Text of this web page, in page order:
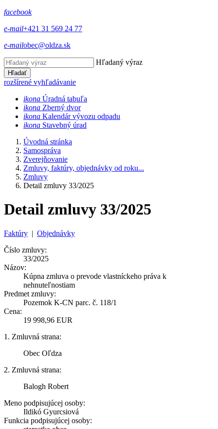
facebook
e-mail+421 31 569 24 77
e-mailobec@oldza.sk
Hľadaný výraz
Hľadať
rozšírené vyhľadávanie
ikona Úradná tabuľa
ikona Zberný dvor
ikona Kalendár vývozu odpadu
ikona Stavebný úrad
Úvodná stránka
Samospráva
Zverejňovanie
Zmluvy, faktúry, objednávky od roku...
Zmluvy
Detail zmluvy 33/2025
Detail zmluvy 33/2025
Faktúry | Objednávky
Číslo zmluvy:
33/2025
Názov:
Kúpna zmluva o prevode vlastníckeho práva k
nehnuteľnostiam
Predmet zmluvy:
Pozemok K-CN parc. č. 118/1
Cena:
19 998,96 EUR
1. Zmluvná strana:
Obec Oľdza
2. Zmluvná strana:
Balogh Robert
Meno podpisujúcej osoby:
Ildikó Gyurcsiová
Funkcia podpisujúcej osoby: